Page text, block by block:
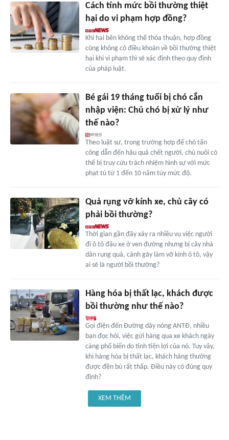
Cách tính mức bồi thường thiệt
hại do vi phạm hợp đồng?
Khi hai bên không thể thỏa thuận, hợp đồng
cũng không có điều khoản về bồi thường thiệt
hại khi vi phạm thì sẽ xác định theo quy định
của pháp luật.
Bé gái 19 tháng tuổi bị chó cắn
nhập viện: Chủ chó bị xử lý như
thế nào?
Theo luật sư, trong trường hợp để chó tấn
công dẫn đến hậu quả chết người, chủ nuôi có
thể bị truy cứu trách nhiệm hình sự với mức
phạt tù từ 1 đến 10 năm tùy mức độ.
Quả rụng vỡ kính xe, chủ cây có
phải bồi thường?
Thời gian gần đây xảy ra nhiều vụ việc người
đi ô tô đậu xe ở ven đường nhưng bị cây nhà
dân rụng quả, cành gãy làm vỡ kính ô tô, vậy
ai sẽ là người bồi thường?
Hàng hóa bị thất lạc, khách được
bồi thường như thế nào?
Gọi điện đến Đường dây nóng ANTĐ, nhiều
bạn đọc hỏi, việc gửi hàng qua xe khách ngày
càng phổ biến do tính tiện lợi của nó. Tuy vậy,
khi hàng hóa bị thất lạc, khách hàng thường
được đền bù rất thấp. Điều này có đúng quy
định?
XEM THÊM